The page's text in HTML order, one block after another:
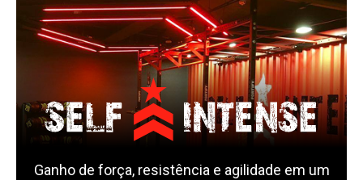
Ganho de força, resistência e agilidade em um